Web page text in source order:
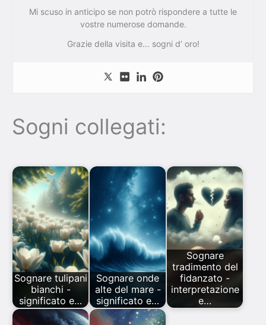
Mi scuso in anticipo se non potrò rispondere a tutte le
vostre numerose domande.
Grazie della visita e… sogni d’ oro!
Sogni collegati:
Sognare tulipani
bianchi -
significato e…
Sognare onde
alte del mare -
significato e…
Sognare
tradimento del
fidanzato -
interpretazione
e…